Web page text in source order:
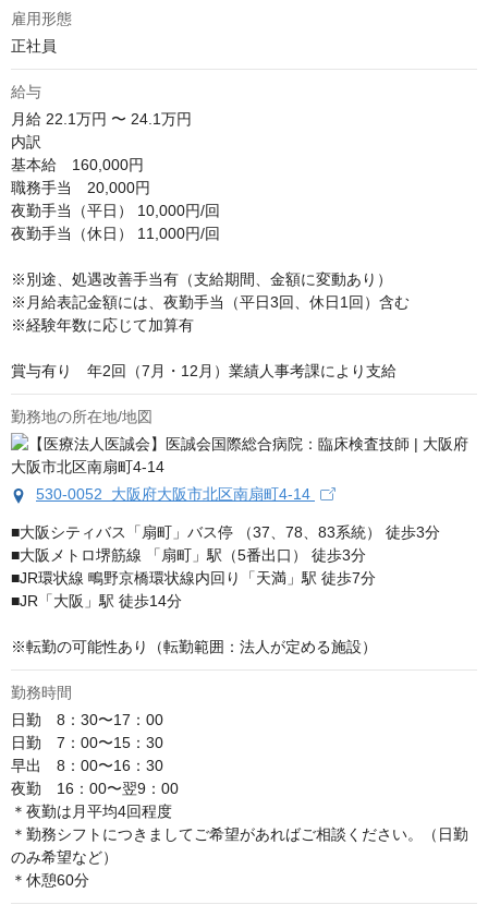
雇用形態
正社員
給与
月給 22.1万円 〜 24.1万円
内訳
基本給　160,000円
職務手当　20,000円
夜勤手当（平日） 10,000円/回
夜勤手当（休日） 11,000円/回
※別途、処遇改善手当有（支給期間、金額に変動あり）
※月給表記金額には、夜勤手当（平日3回、休日1回）含む
※経験年数に応じて加算有
賞与有り　年2回（7月・12月）業績人事考課により支給
勤務地の所在地/地図
530-0052 大阪府大阪市北区南扇町4-14
■大阪シティバス「扇町」バス停 （37、78、83系統） 徒歩3分
■大阪メトロ堺筋線 「扇町」駅（5番出口） 徒歩3分
■JR環状線 鴫野京橋環状線内回り「天満」駅 徒歩7分
■JR「大阪」駅 徒歩14分
※転勤の可能性あり（転勤範囲：法人が定める施設）
勤務時間
日勤　8：30〜17：00
日勤　7：00〜15：30
早出　8：00〜16：30
夜勤　16：00〜翌9：00
＊夜勤は月平均4回程度
＊勤務シフトにつきましてご希望があればご相談ください。（日勤
のみ希望など）
＊休憩60分